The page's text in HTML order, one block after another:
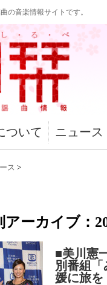
の音楽情報サイトです。
ついて ニュース
ス >
アーカイブ：
■美川憲
別番組
媛に旅を